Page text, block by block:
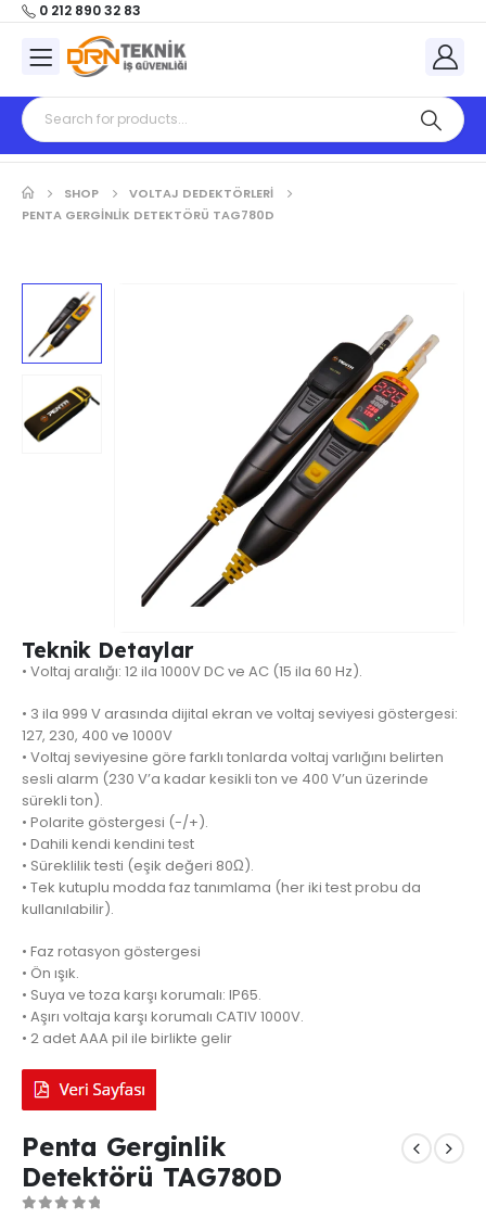
0 212 890 32 83
SHOP
VOLTAJ DEDEKTÖRLERİ
PENTA GERGINLIK DETEKTÖRÜ TAG780D
Teknik Detaylar
• Voltaj aralığı: 12 ila 1000V DC ve AC (15 ila 60 Hz).
• 3 ila 999 V arasında dijital ekran ve voltaj seviyesi göstergesi:
127, 230, 400 ve 1000V
• Voltaj seviyesine göre farklı tonlarda voltaj varlığını belirten
sesli alarm (230 V’a kadar kesikli ton ve 400 V’un üzerinde
sürekli ton).
• Polarite göstergesi (-/+).
• Dahili kendi kendini test
• Süreklilik testi (eşik değeri 80Ω).
• Tek kutuplu modda faz tanımlama (her iki test probu da
kullanılabilir).
• Faz rotasyon göstergesi
• Ön ışık.
• Suya ve toza karşı korumalı: IP65.
• Aşırı voltaja karşı korumalı CATIV 1000V.
• 2 adet AAA pil ile birlikte gelir
Penta Gerginlik
Detektörü TAG780D